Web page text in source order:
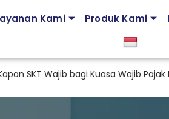
Kami Produk Kami
Wajib bagi Kuasa Wajib Pajak